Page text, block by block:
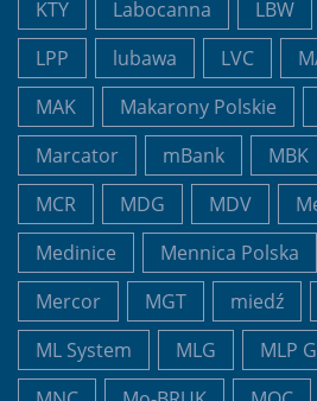
KTY
Labocanna LBW
LPP
lubawa LVC
MAK
Makarony Polskie
Marcator
mBank MBK
MCR
MDG MDV
Medinice
Mennica Polska
Mercor
MGT miedź
ML System
MLG MLP